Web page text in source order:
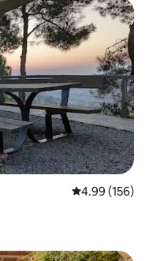
レビュー156
4.99 (156)